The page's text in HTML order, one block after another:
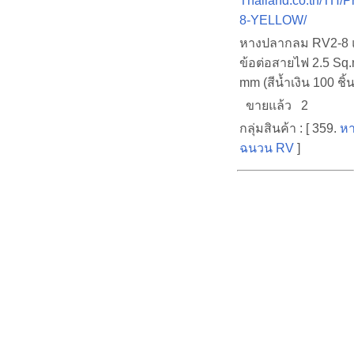
8-YELLOW/
หางปลากลม RV2-
ข้อต่อสายไฟ 2.5
mm (สีน้ำเงิน 100 ชิ้
ขายแล้ว 2
กลุ่มสินค้า : [ 359. ห
ฉนวน RV ]